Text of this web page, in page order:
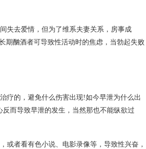
失去爱情，但为了维系夫妻关系，房事成
期酗酒者可导致性活动时的焦虑，当勃起失败
疗的，避免什么伤害出现!如今早泄为什么出
而导致早泄的发生，当然那也不能纵欲过
或者看有色小说、电影录像等，导致性兴奋，